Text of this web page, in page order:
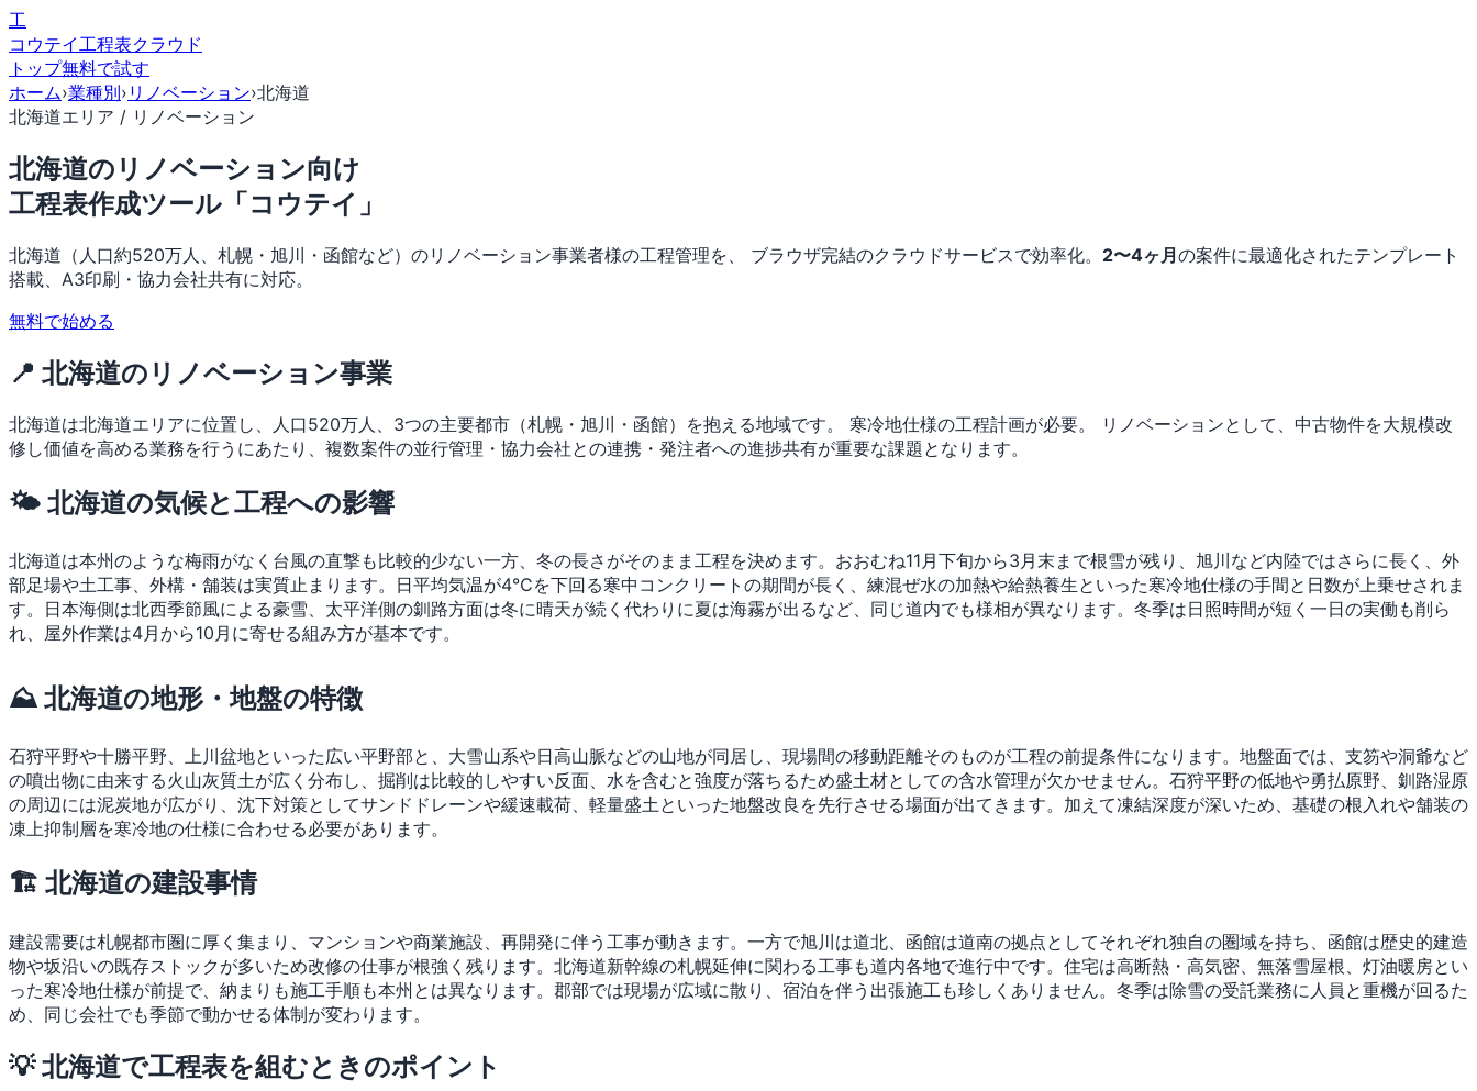
工
コウテイ工程表クラウド
トップ無料で試す
ホーム›業種別› リノベーション›北海道
北海道エリア / リノベーション
北海道のリノベーション向け
工程表作成ツール「コウテイ」
北海道（人口約520万人、札幌・旭川・函館など）のリノベーション事業者様の工程管理を、 ブラウザ完結のクラウドサービスで効率化。 2〜4ヶ月の案件に最適化されたテンプレート
搭載、A3印刷・協力会社共有に対応。
無料で始める
📍 北海道のリノベーション事業
北海道は北海道エリアに位置し、人口520万人、3つの主要都市（札幌・旭川・函館）を抱える地域です。 寒冷地仕様の工程計画が必要。
リノベーションとして、中古物件を大規模改
修し価値を高める業務を行うにあたり、複数案件の並行管理・協力会社との連携・発注者への進捗共有が重要な課題となります。
🌤 北海道の気候と工程への影響
北海道は本州のような梅雨がなく台風の直撃も比較的少ない一方、冬の長さがそのまま工程を決めます。おおむね11月下旬から3月末まで根雪が残り、旭川など内陸ではさらに長く、外
部足場や土工事、外構・舗装は実質止まります。日平均気温が4℃を下回る寒中コンクリートの期間が長く、練混ぜ水の加熱や給熱養生といった寒冷地仕様の手間と日数が上乗せされま
す。日本海側は北西季節風による豪雪、太平洋側の釧路方面は冬に晴天が続く代わりに夏は海霧が出るなど、同じ道内でも様相が異なります。冬季は日照時間が短く一日の実働も削ら
れ、屋外作業は4月から10月に寄せる組み方が基本です。
⛰ 北海道の地形・地盤の特徴
石狩平野や十勝平野、上川盆地といった広い平野部と、大雪山系や日高山脈などの山地が同居し、現場間の移動距離そのものが工程の前提条件になります。地盤面では、支笏や洞爺など
の噴出物に由来する火山灰質土が広く分布し、掘削は比較的しやすい反面、水を含むと強度が落ちるため盛土材としての含水管理が欠かせません。石狩平野の低地や勇払原野、釧路湿原
の周辺には泥炭地が広がり、沈下対策としてサンドドレーンや緩速載荷、軽量盛土といった地盤改良を先行させる場面が出てきます。加えて凍結深度が深いため、基礎の根入れや舗装の
凍上抑制層を寒冷地の仕様に合わせる必要があります。
🏗 北海道の建設事情
建設需要は札幌都市圏に厚く集まり、マンションや商業施設、再開発に伴う工事が動きます。一方で旭川は道北、函館は道南の拠点としてそれぞれ独自の圏域を持ち、函館は歴史的建造
物や坂沿いの既存ストックが多いため改修の仕事が根強く残ります。北海道新幹線の札幌延伸に関わる工事も道内各地で進行中です。住宅は高断熱・高気密、無落雪屋根、灯油暖房とい
った寒冷地仕様が前提で、納まりも施工手順も本州とは異なります。郡部では現場が広域に散り、宿泊を伴う出張施工も珍しくありません。冬季は除雪の受託業務に人員と重機が回るた
め、同じ会社でも季節で動かせる体制が変わります。
💡 北海道で工程表を組むときのポイント